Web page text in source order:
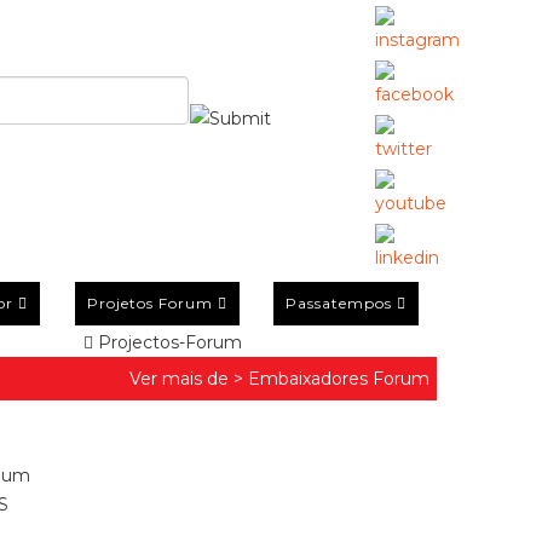
Projetos Forum Passatempos
Projectos-Forum
Ver mais de > Embaixadores Forum